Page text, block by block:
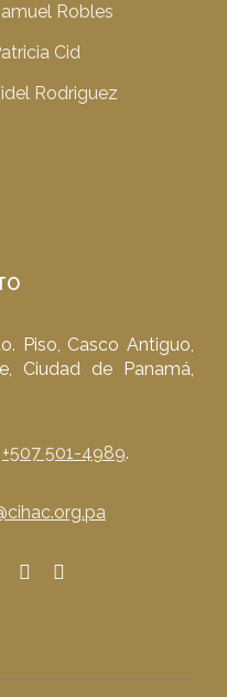
Robles
Cid
Rodriguez
Piso, Casco Antiguo,
Ciudad de Panamá,
+507 501-4989.